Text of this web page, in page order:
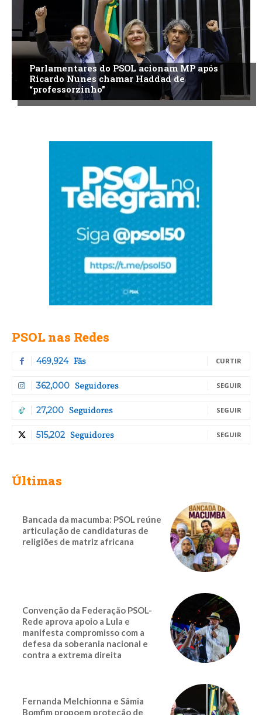
Parlamentares do PSOL acionam MP após
Ricardo Nunes chamar Haddad de
“professorzinho”
PSOL nas Redes
469,924 Fãs CURTIR
362,000 Seguidores SEGUIR
27,200 Seguidores SEGUIR
515,202 Seguidores SEGUIR
Últimas
Bancada da macumba: PSOL reúne
articulação de candidaturas de
religiões de matriz africana
Convenção da Federação PSOL-
Rede aprova apoio a Lula e
manifesta compromisso com a
defesa da soberania nacional e
contra a extrema direita
Fernanda Melchionna e Sâmia
Bomfim propoem proteção de